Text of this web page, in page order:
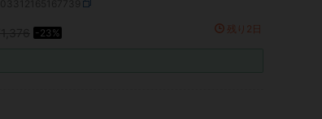
AVAILABILITY
-23% 残り2日